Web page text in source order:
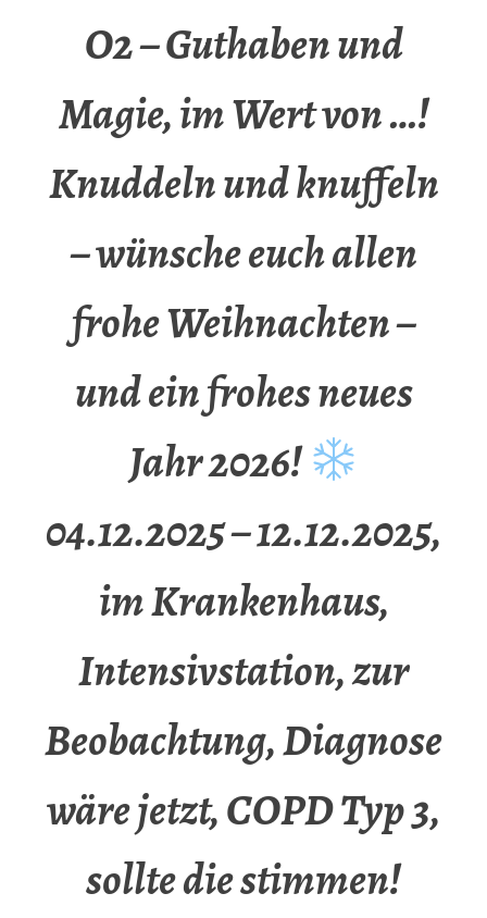
O2 – Guthaben und
Magie, im Wert von …!
Knuddeln und knuffeln
– wünsche euch allen
frohe Weihnachten –
und ein frohes neues
Jahr 2026!
04.12.2025 – 12.12.2025,
im Krankenhaus,
Intensivstation, zur
Beobachtung, Diagnose
wäre jetzt, COPD Typ 3,
sollte die stimmen!